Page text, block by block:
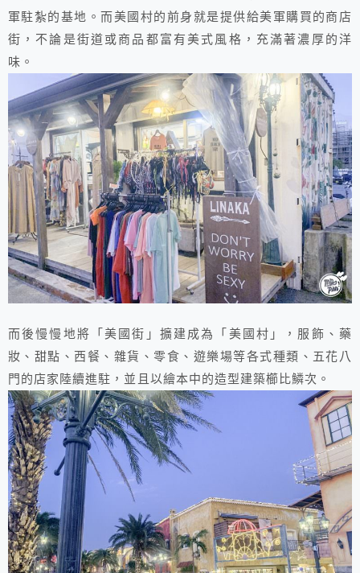
軍駐紮的基地。而美國村的前身就是提供給美軍購買的商店
街，不論是街道或商品都富有美式風格，充滿著濃厚的洋
味。
而後慢慢地將「美國街」擴建成為「美國村」，服飾、藥
妝、甜點、西餐、雜貨、零食、遊樂場等各式種類、五花八
門的店家陸續進駐，並且以繪本中的造型建築櫛比鱗次。